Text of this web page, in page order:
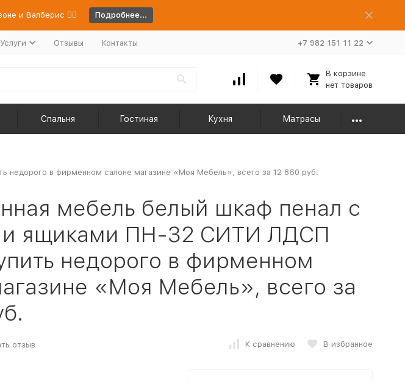
и Валберис 👉🏻 Подробнее...
Услуги Отзывы Контакты +7 982 151 11 22
В корзине
нет товаров
Спальня Гостиная Кухня Матрасы
в фирменном салоне магазине «Моя Мебель», всего за 12 860 руб.
мебель белый шкаф пенал с
и ящиками ПН-32 СИТИ ЛДСП
недорого в фирменном
«Моя Мебель», всего за
отзыв К сравнению В избранное